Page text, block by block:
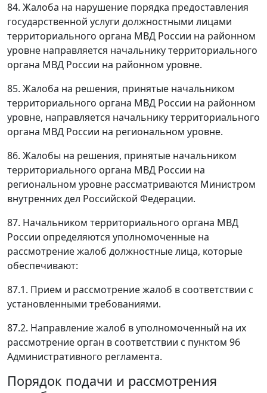
84. Жалоба на нарушение порядка предоставления
государственной услуги должностными лицами
территориального органа МВД России на районном
уровне направляется начальнику территориального
органа МВД России на районном уровне.
85. Жалоба на решения, принятые начальником
территориального органа МВД России на районном
уровне, направляется начальнику территориального
органа МВД России на региональном уровне.
86. Жалобы на решения, принятые начальником
территориального органа МВД России на
региональном уровне рассматриваются Министром
внутренних дел Российской Федерации.
87. Начальником территориального органа МВД
России определяются уполномоченные на
рассмотрение жалоб должностные лица, которые
обеспечивают:
87.1. Прием и рассмотрение жалоб в соответствии с
установленными требованиями.
87.2. Направление жалоб в уполномоченный на их
рассмотрение орган в соответствии с пунктом 96
Административного регламента.
Порядок подачи и рассмотрения